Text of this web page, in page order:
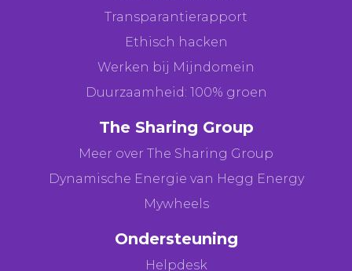
Transparantierapport
Ethisch hacken
Werken bij Mijndomein
Duurzaamheid: 100% groen
The Sharing Group
Meer over The Sharing Group
Dynamische Energie van Hegg Energy
Mywheels
Ondersteuning
Helpdesk